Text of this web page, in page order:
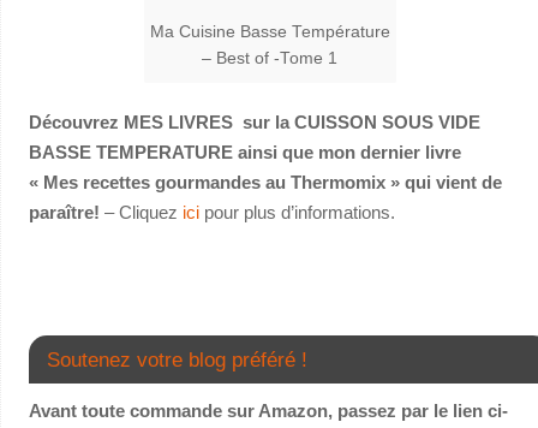
Ma Cuisine Basse Température
– Best of -Tome 1
Découvrez MES LIVRES sur la CUISSON SOUS VIDE
BASSE TEMPERATURE ainsi que mon dernier livre
« Mes recettes gourmandes au Thermomix » qui vient de
paraître! – Cliquez icipour plus d’informations.
Soutenez votre blog préféré !
Avant toute commande sur Amazon, passez par le lien ci-